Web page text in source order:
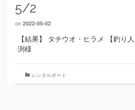
5/2
on 2022-05-02
【結果】 タチウオ・ヒラメ 【釣
渕様
レンタルボート